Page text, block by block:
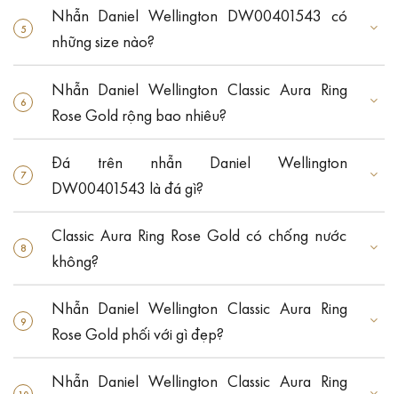
Nhẫn Daniel Wellington DW00401543 có
những size nào?
Nhẫn Daniel Wellington Classic Aura Ring
Rose Gold rộng bao nhiêu?
Đá trên nhẫn Daniel Wellington
DW00401543 là đá gì?
Classic Aura Ring Rose Gold có chống nước
không?
Nhẫn Daniel Wellington Classic Aura Ring
Rose Gold phối với gì đẹp?
Nhẫn Daniel Wellington Classic Aura Ring